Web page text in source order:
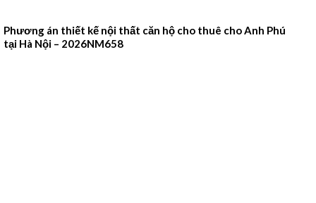
Phương án thiết kế nội thất căn hộ cho thuê cho Anh Phú
tại Hà Nội – 2026NM658